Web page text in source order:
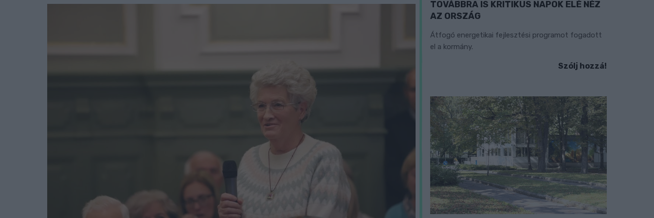
TOVÁBBRA IS KRITIKUS NAPOK ELÉ NÉZ
AZ ORSZÁG
Átfogó energetikai fejlesztési programot fogadott
el a kormány.
Szólj hozzá!